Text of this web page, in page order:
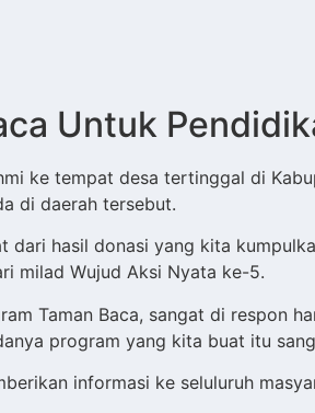
Untuk
ke tempat desa tertinggal di
di daerah tersebut.
dari hasil donasi yang kita
milad Wujud Aksi Nyata ke-5.
Taman Baca, sangat di respon
program yang kita buat itu
informasi ke seluluruh